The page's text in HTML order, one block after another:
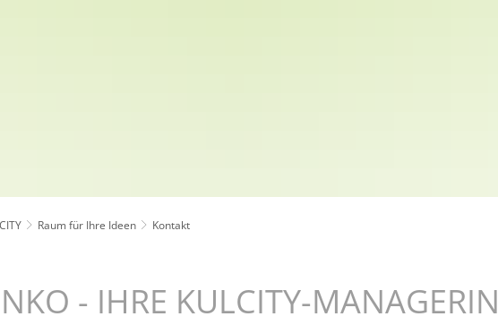
Raum für Ihre Ideen Kontakt
- IHRE KULCITY-MANAGERIN